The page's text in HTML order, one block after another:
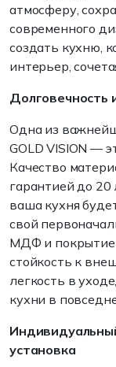
атмосферу,
современного
создать кухню,
интерьер,
Долговечность
Одна из
GOLD VISION —
Качество
гарантией до
ваша кухня
свой
МДФ и покрытие
стойкость к
легкость в
кухни в
установка